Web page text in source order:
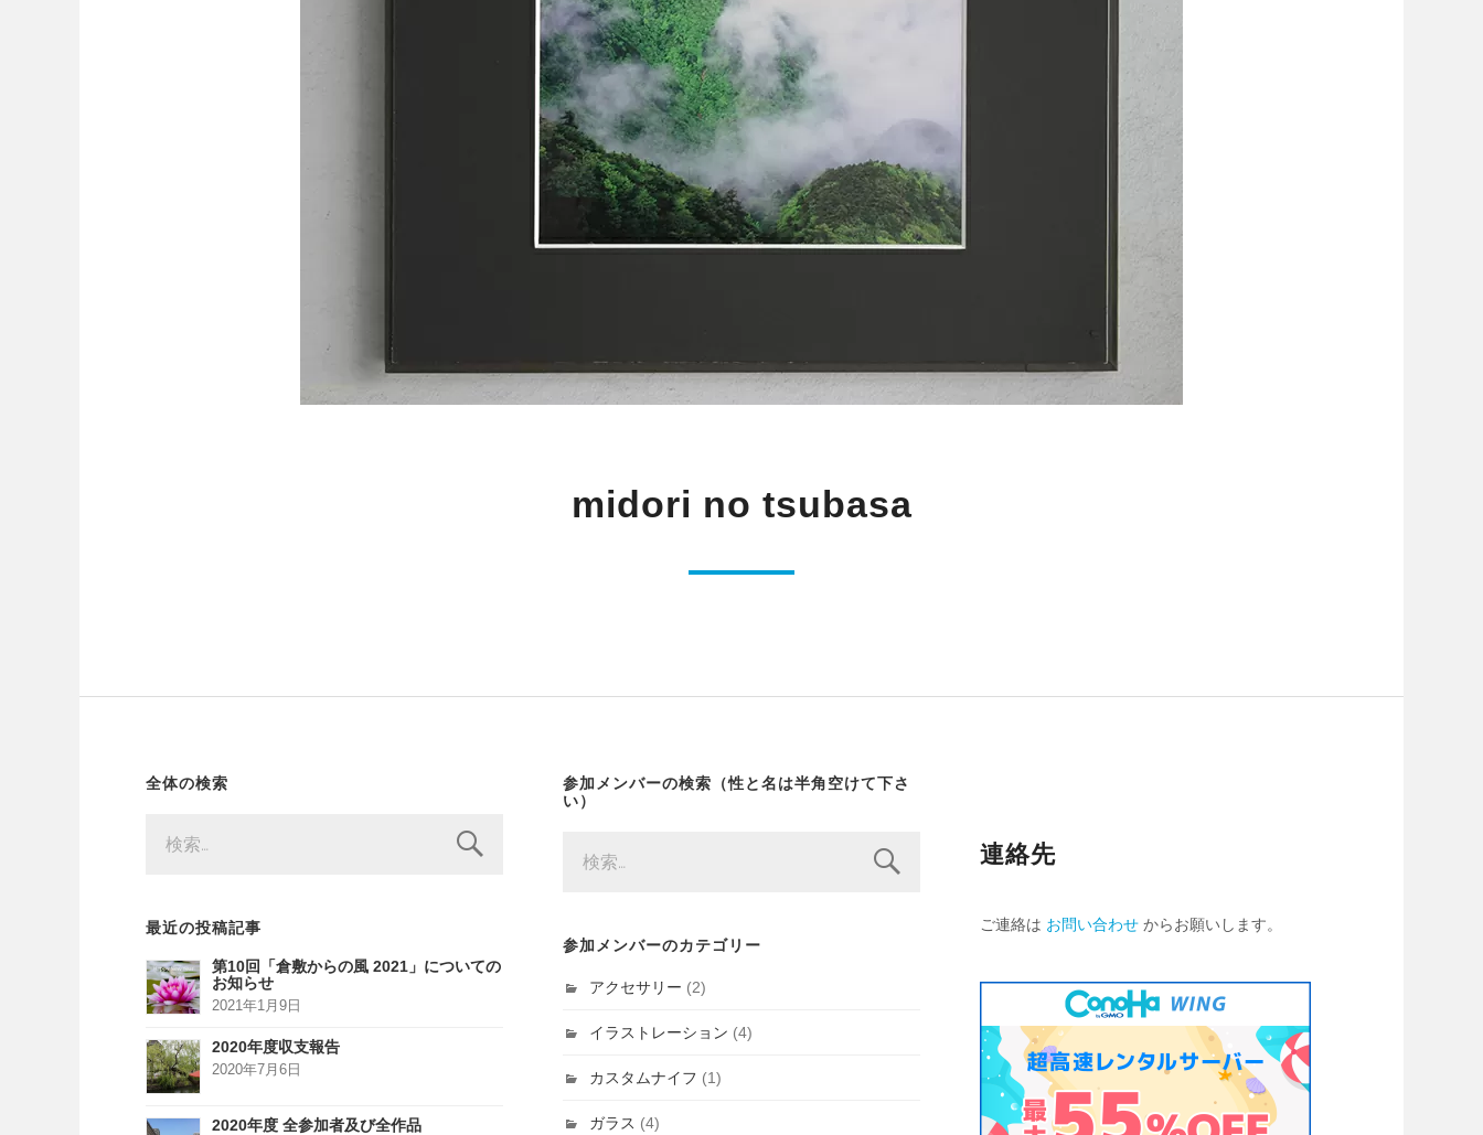
midori no tsubasa
全体の検索
最近の投稿記事
第10回「倉敷からの風 2021」についての
お知らせ
2021年1月9日
2020年度収支報告
2020年7月6日
2020年度 全参加者及び全作品
参加メンバーの検索（性と名は半角空けて下さ
い）
参加メンバーのカテゴリー
アクセサリー (2)
イラストレーション (4)
カスタムナイフ (1)
ガラス (4)
連絡先
ご連絡は お問い合わせ からお願いします。